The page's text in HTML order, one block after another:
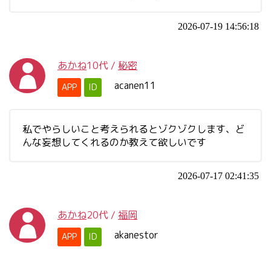
2026-07-19 14:56:18
あかね10代 / 秘密
APP ID acanen11
私でやらしいこと考えられるとゾクゾクします、ど
んな妄想してくれるのか教えて欲しいです
2026-07-17 02:41:35
あかね20代 / 福岡
APP ID akanestor